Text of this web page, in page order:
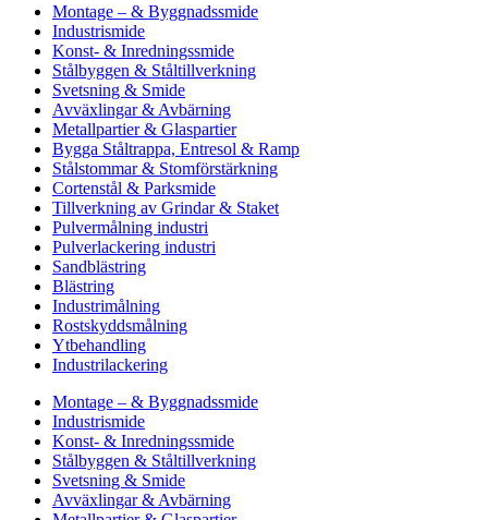
Montage – & Byggnadssmide
Industrismide
Konst- & Inredningssmide
Stålbyggen & Ståltillverkning
Svetsning & Smide
Avväxlingar & Avbärning
Metallpartier & Glaspartier
Bygga Ståltrappa, Entresol & Ramp
Stålstommar & Stomförstärkning
Cortenstål & Parksmide
Tillverkning av Grindar & Staket
Pulvermålning industri
Pulverlackering industri
Sandblästring
Blästring
Industrimålning
Rostskyddsmålning
Ytbehandling
Industrilackering
Montage – & Byggnadssmide
Industrismide
Konst- & Inredningssmide
Stålbyggen & Ståltillverkning
Svetsning & Smide
Avväxlingar & Avbärning